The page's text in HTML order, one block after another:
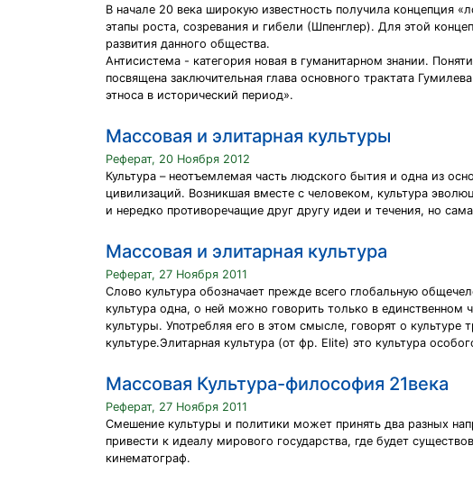
В начале 20 века широкую известность получила концепция
этапы роста, созревания и гибели (Шпенглер). Для этой
развития данного общества.
Антисистема - категория новая в гуманитарном знании.
посвящена заключительная глава основного трактата
этноса в исторический период».
Массовая и элитарная культуры
Реферат, 20 Ноября 2012
Культура – неотъемлемая часть людского бытия и одна из
цивилизаций. Возникшая вместе с человеком, культура
и нередко противоречащие друг другу идеи и течения, но
Массовая и элитарная культура
Реферат, 27 Ноября 2011
Слово культура обозначает прежде всего глобальную
культура одна, о ней можно говорить только в единственном
культуры. Употребляя его в этом смысле, говорят о
культуре.Элитарная культура (от фр. Elite) это культура
Массовая Культура-философия 21века
Реферат, 27 Ноября 2011
Смешение культуры и политики может принять два разных
привести к идеалу мирового государства, где будет
кинематограф.